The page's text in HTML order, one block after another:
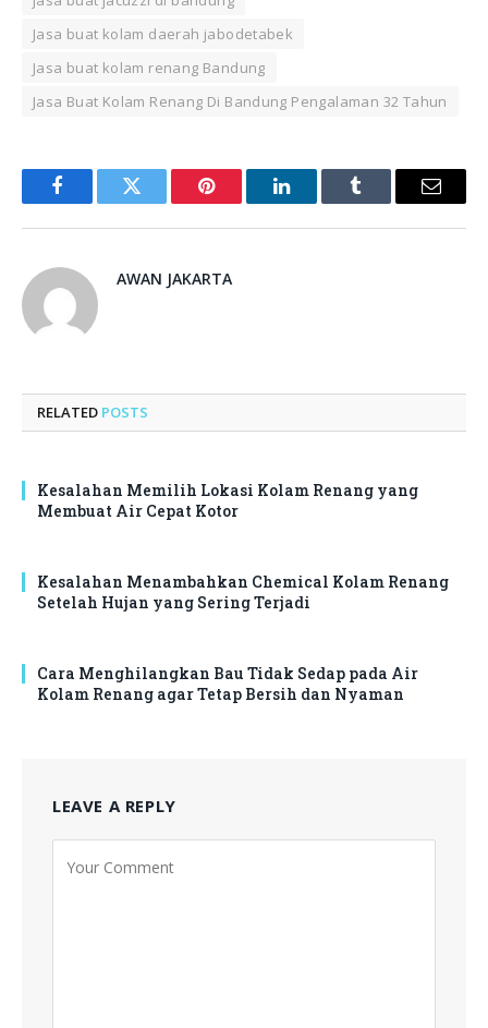
Jasa buat kolam daerah jabodetabek
Jasa buat kolam renang Bandung
Jasa Buat Kolam Renang Di Bandung Pengalaman 32 Tahun
FacebookTwitter Pinterest LinkedInTumblr Email
AWAN JAKARTA
RELATED POSTS
Kesalahan Memilih Lokasi Kolam Renang yang
Membuat Air Cepat Kotor
Kesalahan Menambahkan Chemical Kolam Renang
Setelah Hujan yang Sering Terjadi
Cara Menghilangkan Bau Tidak Sedap pada Air
Kolam Renang agar Tetap Bersih dan Nyaman
LEAVE A REPLY